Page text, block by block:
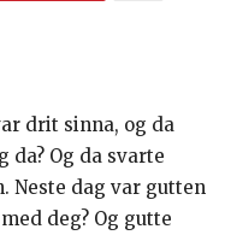
drit sinna, og da
da? Og da svarte
Neste dag var gutten
deg? Og gutte